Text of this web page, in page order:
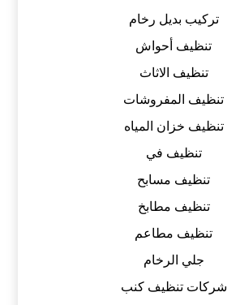
تركيب بديل رخام
تنظيف أحواش
تنظيف الاثاث
تنظيف المفروشات
تنظيف خزان المياه
تنظيف في
تنظيف مسابح
تنظيف مطابخ
تنظيف مطاعم
جلي الرخام
شركات تنظيف كنب